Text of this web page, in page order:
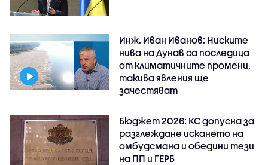
Инж. Иван Иванов: Ниските
нива на Дунав са последица
от климатичните промени,
такива явления ще
зачестяват
Бюджет 2026: КС допусна за
разглеждане искането на
омбудсмана и обедини тези
на ПП и ГЕРБ